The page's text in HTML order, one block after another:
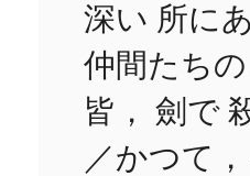
深い 所に
仲間たち
皆， 劍で
／かつて